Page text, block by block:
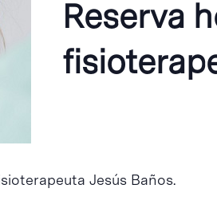
Reserva
Jesús Baños.